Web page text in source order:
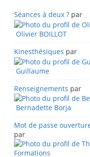
Séances à deux ?par
Olivier BOILLOT
Kinesthésiques par
Guillaume
Renseignements par
Bernadette Borja
Mot de passe
par